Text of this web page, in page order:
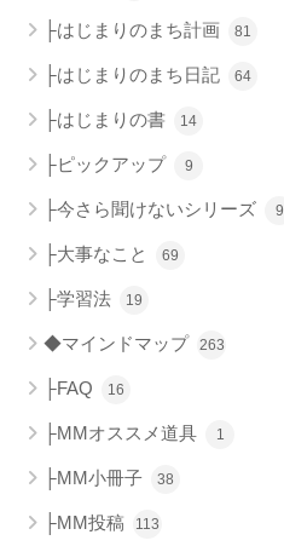
├はじまりのまち計画 81
├はじまりのまち日記 64
├はじまりの書 14
├ピックアップ 9
├今さら聞けないシリーズ 9
├大事なこと 69
├学習法 19
◆マインドマップ 263
├FAQ 16
├MMオススメ道具 1
├MM小冊子 38
├MM投稿 113